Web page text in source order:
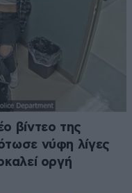
βίντεο της
νύφη λίγες
οργή